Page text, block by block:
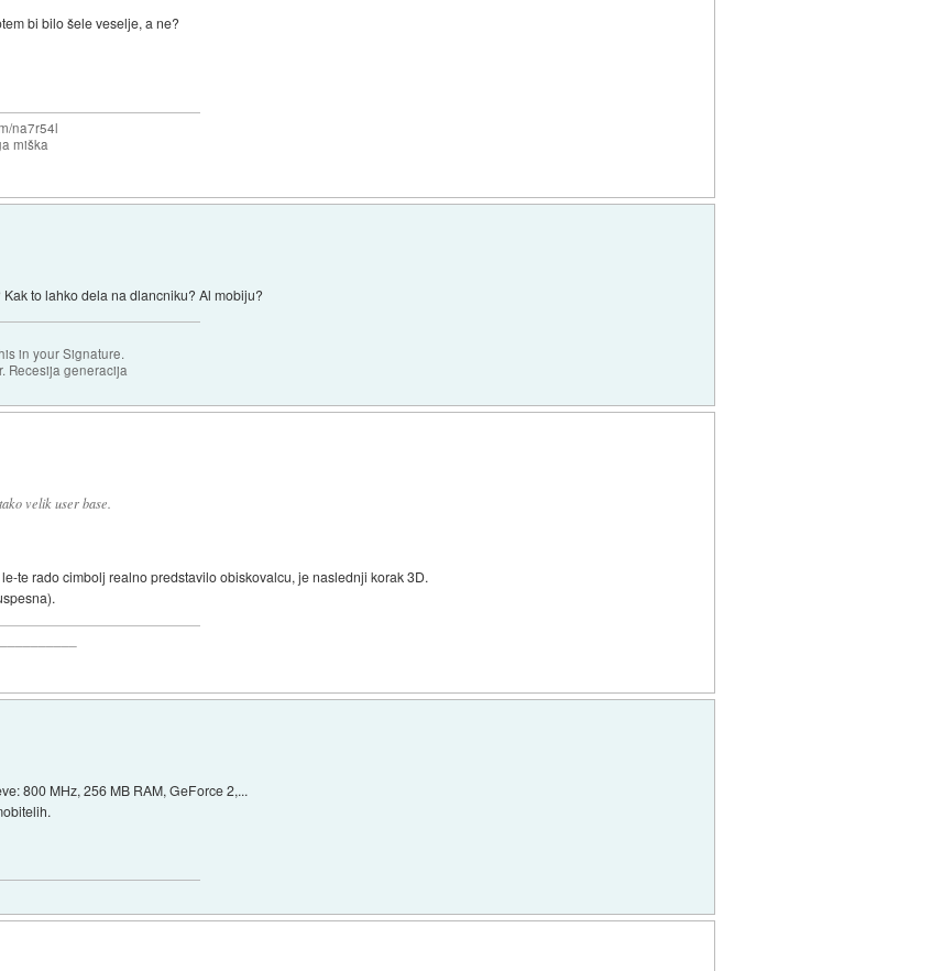
bi bilo šele veselje, a ne?
na7r54l
miška
to lahko dela na dlancniku? Al mobiju?
in your Signature.
Recesija generacija
velik user base.
te rado cimbolj realno predstavilo obiskovalcu, je naslednji korak 3D.
800 MHz, 256 MB RAM, GeForce 2,...